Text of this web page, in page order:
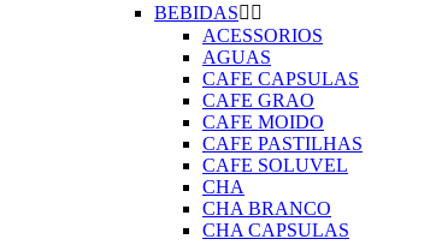
BEBIDAS 
ACESSORIOS
AGUAS
CAFE CAPSULAS
CAFE GRAO
CAFE MOIDO
CAFE PASTILHAS
CAFE SOLUVEL
CHA
CHA BRANCO
CHA CAPSULAS